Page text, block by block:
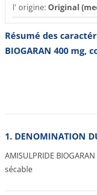
l' origine: Original
Résumé des
BIOGARAN 400 mg,
1. DENOMINATION
AMISULPRIDE
sécable